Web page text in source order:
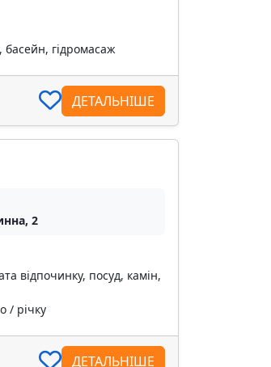
басейн, гідромасаж
ДЕТАЛЬНІШЕ
2
відпочинку, посуд, камін,
/ річку
ДЕТАЛЬНІШЕ